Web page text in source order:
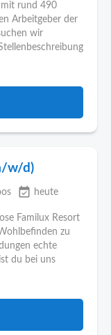
rund 490
Arbeitgeber der
wir
w/d)
event_available heute
Familux Resort
zu
echte
du bei uns